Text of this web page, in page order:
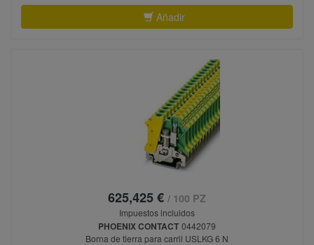
Añadir
625,425 € / 100 PZ
Impuestos incluidos
PHOENIX CONTACT 0442079
Borna de tierra para carril USLKG 6 N